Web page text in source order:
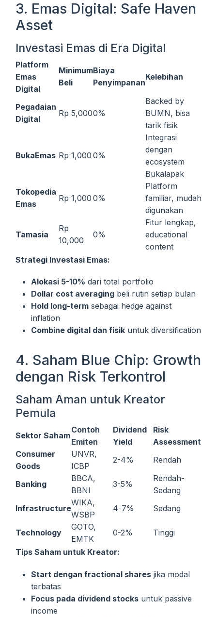
3. Emas Digital: Safe Haven
Asset
Investasi Emas di Era Digital
Platform
Emas
Digital
Minimum
Beli
Biaya
Penyimpanan
Kelebihan
Pegadaian
Digital
Rp 5,0000%
Backed by
BUMN, bisa
tarik fisik
BukaEmas Rp 1,000 0%
Integrasi
dengan
ecosystem
Bukalapak
Tokopedia
Emas
Rp 1,000 0%
Platform
familiar, mudah
digunakan
Tamasia
Rp
10,000
0%
Fitur lengkap,
educational
content
Strategi Investasi Emas:
Alokasi 5-10% dari total portfolio
Dollar cost averaging beli rutin setiap bulan
Hold long-term sebagai hedge against
inflation
Combine digital dan fisik untuk diversification
4. Saham Blue Chip: Growth
dengan Risk Terkontrol
Saham Aman untuk Kreator
Pemula
Sektor Saham
Contoh
Emiten
Dividend
Yield
Risk
Assessment
Consumer
Goods
UNVR,
ICBP
2-4% Rendah
Banking
BBCA,
BBNI
3-5%
Rendah-
Sedang
Infrastructure
WIKA,
WSBP
4-7% Sedang
Technology
GOTO,
EMTK
0-2%
Tinggi
Tips Saham untuk Kreator:
Start dengan fractional shares jika modal
terbatas
Focus pada dividend stocks untuk passive
income